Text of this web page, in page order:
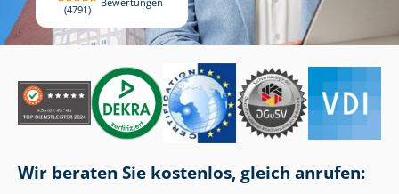
4791
Wir beraten Sie kostenlos, gleich anrufen: